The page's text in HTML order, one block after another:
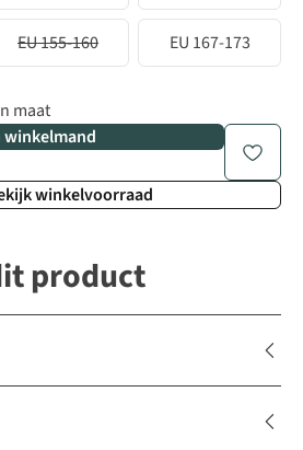
EU 155-160 EU 167-173
maat
winkelmand
winkelvoorraad
product